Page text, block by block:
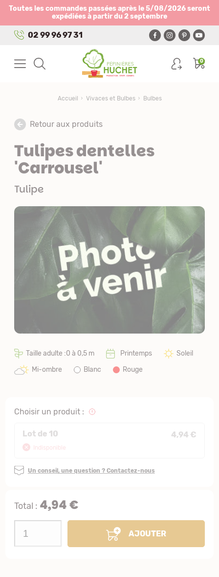
Toutes les commandes passées après le 5/08/2026 seront
expédiées à partir du 2 septembre
02 99 96 97 31
0
Accueil Vivaces et Bulbes Bulbes
Retour aux produits
Tulipes dentelles
'Carrousel'
Tulipe
Taille adulte :0 à 0,5 m Printemps
Soleil
Mi-ombre
Blanc Rouge
Choisir un produit :
Lot de 10 4,94 €
Indisponible
Un conseil, une question ? Contactez-nous
Total : 4,94 €
AJOUTER
Panneau de gestion des cookies